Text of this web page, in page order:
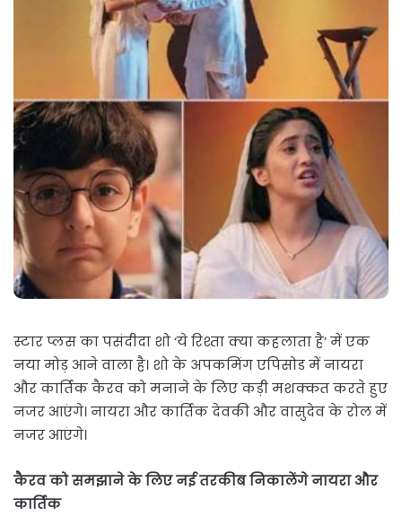
स्टार प्लस का पसंदीदा शो ‘ये रिश्ता क्या कहलाता है’ में एक
नया मोड़ आने वाला है। शो के अपकमिंग एपिसोड में नायरा
और कार्तिक कैरव को मनाने के लिए कड़ी मशक्कत करते हुए
नजर आएंगे। नायरा और कार्तिक देवकी और वासुदेव के रोल में
नजर आएंगे।
कैरव को समझाने के लिए नई तरकीब निकालेंगे नायरा और
कार्तिक